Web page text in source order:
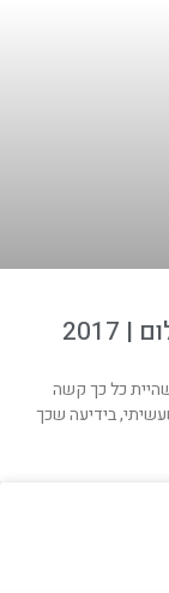
רגעים שהיית כל כך קשה
בידיעה שכך